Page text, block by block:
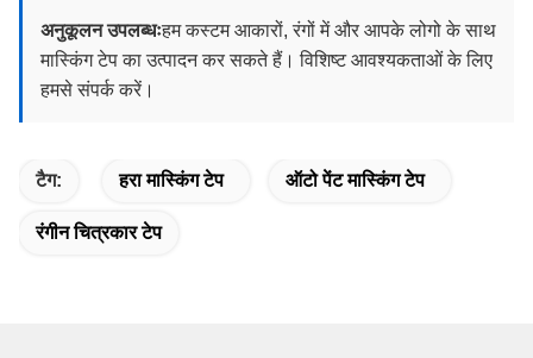
अनुकूलन उपलब्धःहम कस्टम आकारों, रंगों में और आपके लोगो के साथ
मास्किंग टेप का उत्पादन कर सकते हैं। विशिष्ट आवश्यकताओं के लिए
हमसे संपर्क करें।
टैग: हरा मास्किंग टेप ऑटो पेंट मास्किंग टेप
रंगीन चित्रकार टेप